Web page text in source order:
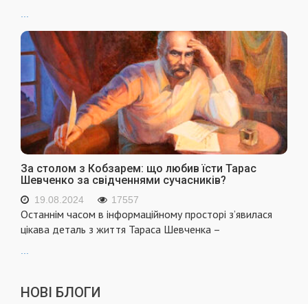
За столом з Кобзарем: що любив їсти Тарас
Шевченко за свідченнями сучасників?
19.08.2024 17557
Останнім часом в інформаційному просторі з’явилася
цікава деталь з життя Тараса Шевченка –
НОВІ БЛОГИ